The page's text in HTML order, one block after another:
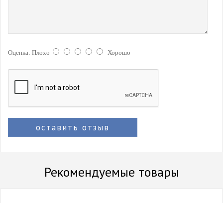
Оценка: Плохо Хорошо
оставить отзыв
Рекомендуемые товары